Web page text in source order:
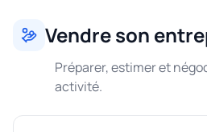
Vendre son
Préparer, estimer et
activité.